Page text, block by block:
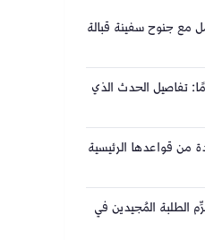
مع جنوح سفينة قبالة
هذا اليوم قبل 81 عامًا: تفاصيل الحدث الذي
من قواعدها الرئيسية
الطلبة المُجيدين في